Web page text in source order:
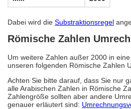
Dabei wird die Substraktionsregel
Römische Zahlen
Um weitere Zahlen außer 2000 in
unseren folgenden Römische Zahlen
Achten Sie bitte darauf, dass Sie nur
alle Arabischen Zahlen in Römische
Zahlengröße sollten aber andere
genauer erläutert sind: